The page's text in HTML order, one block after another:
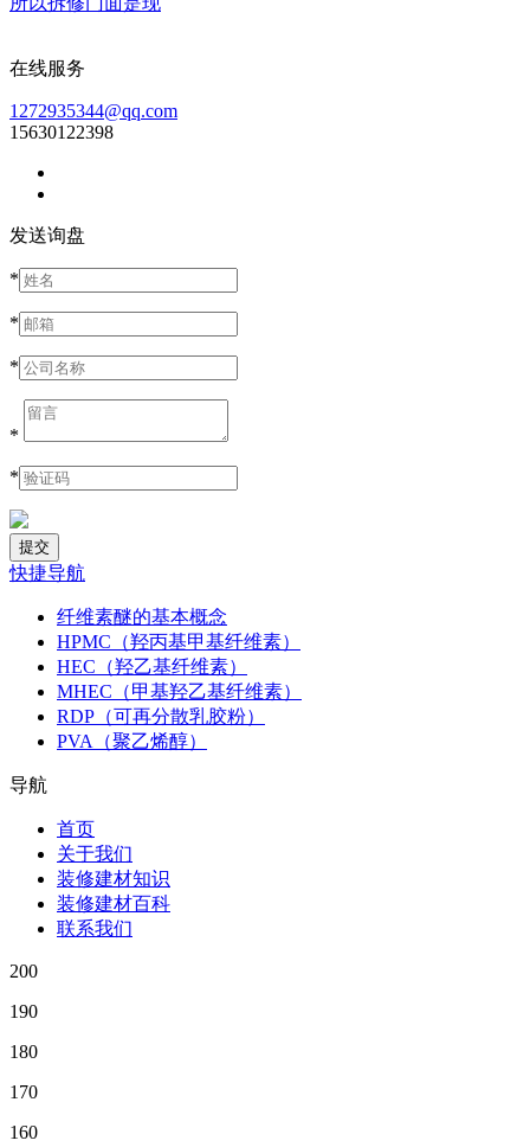
在线服务
1272935344@qq.com
15630122398
发送询盘
*
*
*
*
*
快捷导航
纤维素醚的基本概念
HPMC（羟丙基甲基纤维素）
HEC（羟乙基纤维素）
MHEC（甲基羟乙基纤维素）
RDP（可再分散乳胶粉）
PVA（聚乙烯醇）
导航
首页
关于我们
装修建材知识
装修建材百科
联系我们
200
190
180
170
160